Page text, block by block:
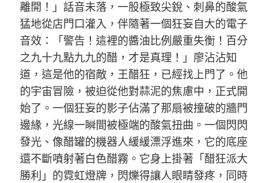
離開！」話音未落，一股極致尖銳、刺鼻的酸氣
猛地從店門口灌入，伴隨著一個狂妄自大的電子
音效：「警告！這裡的醬油比例嚴重失衡！百分
之九十九點九九的醋，才是真理！」廖沾沾知
道，這是他的宿敵，王醋狂，已經找上門了。他
的宇宙冒險，被迫從他對蒜泥的焦慮中，正式開
始了。一個狂妄的影子佔滿了那扇被撞破的牆門
邊緣，光線一瞬間被極端的酸氣扭曲。一個閃閃
發光、像醋罐的機器人緩緩漂浮進來，它的底座
還不斷噴射著白色醋霧。它身上掛著「醋狂派大
勝利」的霓虹燈牌，閃爍得讓人眼睛發疼，同時